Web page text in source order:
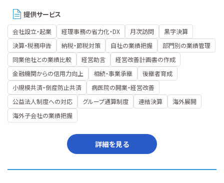
提供サービス
会社設立・起業 経理事務の省力化・DX 月次訪問
黒字決算
決算・税務申告
納税・節税対策 自社の業績把握
部門別の業績管理
同業他社との業績比較
経営助言
経営改善計画書の作成
金融機関からの信用力向上
相続・事業承継
後継者育成
小規模共済・倒産防止共済
病医院の開業・経営改善
公益法人制度への対応
グループ通算制度 連結決算
海外展開
海外子会社の業績把握
詳細を見る